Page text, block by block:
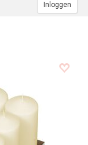
Inloggen